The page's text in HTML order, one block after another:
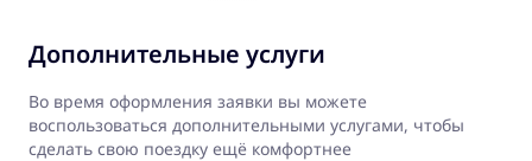
Дополнительные услуги
Во время оформления заявки вы можете
воспользоваться дополнительными услугами, чтобы
сделать свою поездку ещё комфортнее